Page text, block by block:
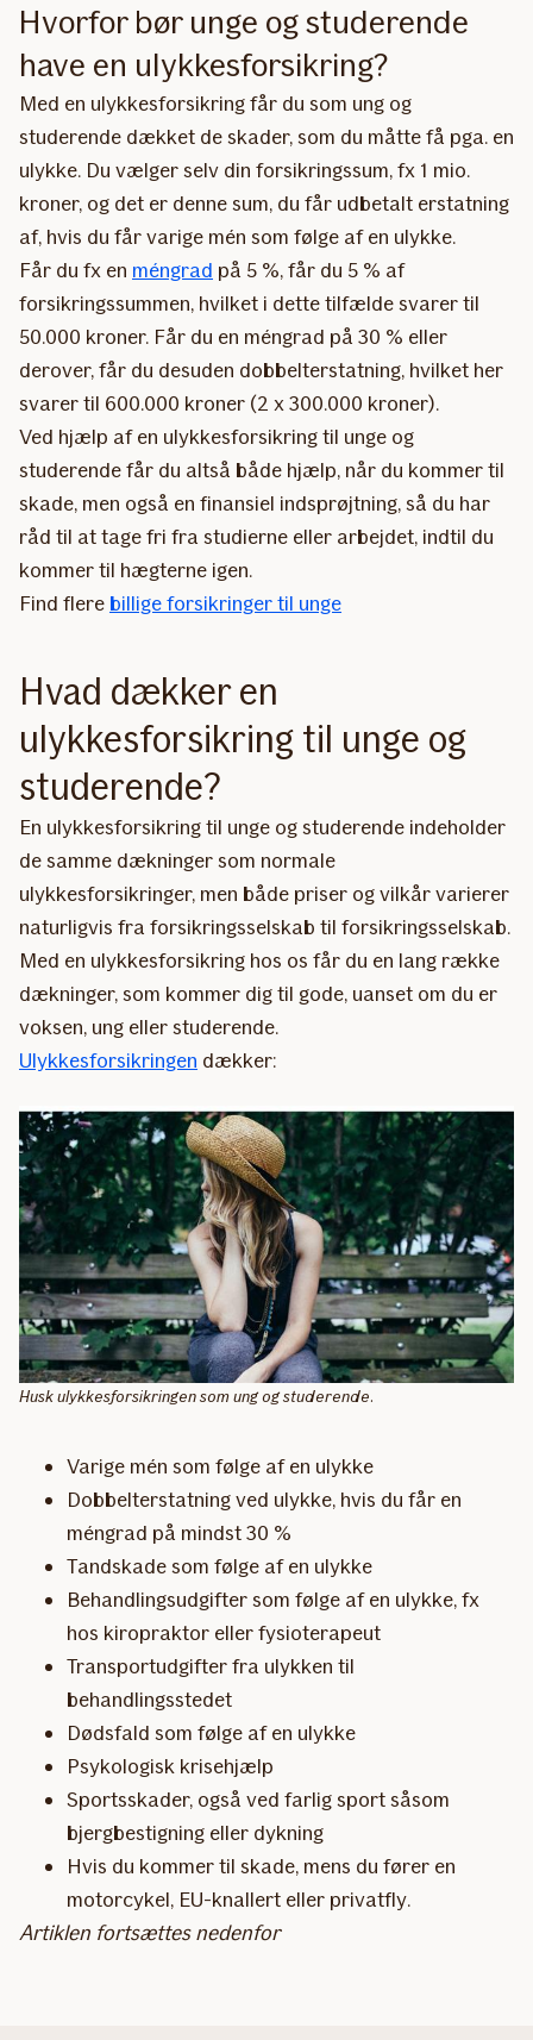
Hvorfor bør unge og studerende
have en ulykkesforsikring?
Med en ulykkesforsikring får du som ung og
studerende dækket de skader, som du måtte få pga. en
ulykke. Du vælger selv din forsikringssum, fx 1 mio.
kroner, og det er denne sum, du får udbetalt erstatning
af, hvis du får varige mén som følge af en ulykke.
Får du fx en méngrad på 5 %, får du 5 % af
forsikringssummen, hvilket i dette tilfælde svarer til
50.000 kroner. Får du en méngrad på 30 % eller
derover, får du desuden dobbelterstatning, hvilket her
svarer til 600.000 kroner (2 x 300.000 kroner).
Ved hjælp af en ulykkesforsikring til unge og
studerende får du altså både hjælp, når du kommer til
skade, men også en finansiel indsprøjtning, så du har
råd til at tage fri fra studierne eller arbejdet, indtil du
kommer til hægterne igen.
Find flere billige forsikringer til unge​
Hvad dækker en
ulykkesforsikring til unge og
studerende?
En ulykkesforsikring til unge og studerende indeholder
de samme dækninger som normale
ulykkesforsikringer, men både priser og vilkår varierer
naturligvis fra forsikringsselskab til forsikringsselskab.
Med en ulykkesforsikring hos os får du en lang række
dækninger, som kommer dig til gode, uanset om du er
voksen, ung eller studerende.
Ulykkesforsikringen dækker:
Husk ulykkesforsikringen som ung og studerende.
Varige mén som følge af en ulykke
Dobbelterstatning ved ulykke, hvis du får en
méngrad på mindst 30 %
Tandskade som følge af en ulykke
Behandlingsudgifter som følge af en ulykke, fx
hos kiropraktor eller fysioterapeut
Transportudgifter fra ulykken til
behandlingsstedet
Dødsfald som følge af en ulykke
Psykologisk krisehjælp
Sportsskader, også ved farlig sport såsom
bjergbestigning eller dykning
Hvis du kommer til skade, mens du fører en
motorcykel, EU-knallert eller privatfly.
Artiklen fortsættes nedenfor